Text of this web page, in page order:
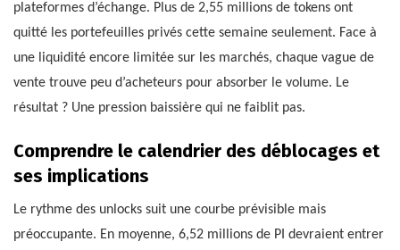
plateformes d’échange. Plus de 2,55 millions de tokens ont
quitté les portefeuilles privés cette semaine seulement. Face à
une liquidité encore limitée sur les marchés, chaque vague de
vente trouve peu d’acheteurs pour absorber le volume. Le
résultat ? Une pression baissière qui ne faiblit pas.
Comprendre le calendrier des déblocages et
ses implications
Le rythme des unlocks suit une courbe prévisible mais
préoccupante. En moyenne, 6,52 millions de PI devraient entrer